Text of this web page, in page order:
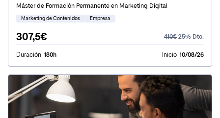
más efectiva con tus clientes potenciales.
Máster de Formación Permanente en Marketing Digital
Marketing de Contenidos Empresa
307,5€ 410€ 25% Dto.
Duración 180h Inicio 10/08/26